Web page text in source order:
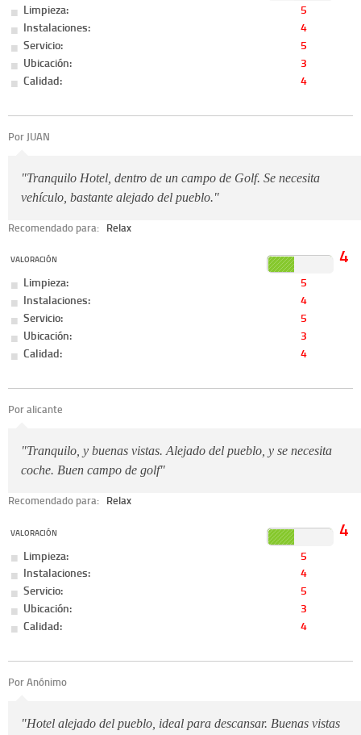
Limpieza:
5
Instalaciones:
4
Servicio:
5
Ubicación:
3
Calidad:
4
Por JUAN
"Tranquilo Hotel, dentro de un campo de Golf. Se necesita
vehículo, bastante alejado del pueblo."
Recomendado para: Relax
VALORACIÓN 4
Limpieza:
5
Instalaciones:
4
Servicio:
5
Ubicación:
3
Calidad:
4
Por alicante
"Tranquilo, y buenas vistas. Alejado del pueblo, y se necesita
coche. Buen campo de golf"
Recomendado para: Relax
VALORACIÓN 4
Limpieza:
5
Instalaciones:
4
Servicio:
5
Ubicación:
3
Calidad:
4
Por Anónimo
"Hotel alejado del pueblo, ideal para descansar. Buenas vistas